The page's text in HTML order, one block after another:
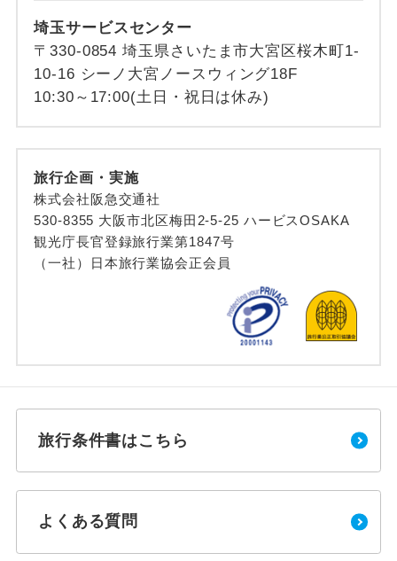
埼玉サービスセンター
〒330-0854 埼玉県さいたま市大宮区桜木町1-
10-16 シーノ大宮ノースウィング18F
10:30～17:00(土日・祝日は休み)
旅行企画・実施
株式会社阪急交通社
530-8355 大阪市北区梅田2-5-25 ハービスOSAKA
観光庁長官登録旅行業第1847号
（一社）日本旅行業協会正会員
旅行条件書はこちら
よくある質問